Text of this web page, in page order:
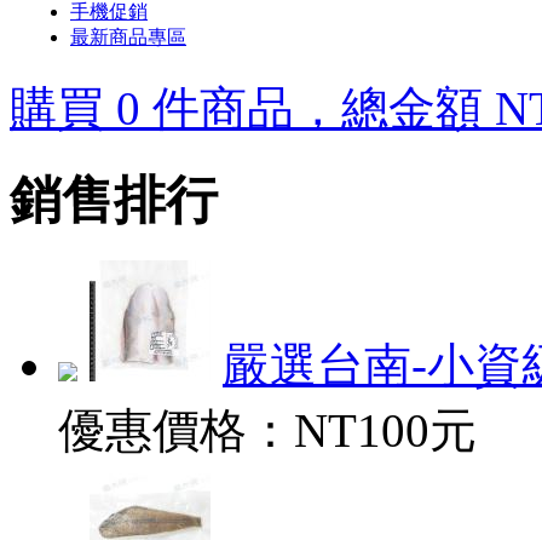
手機促銷
最新商品專區
購買 0 件商品，總金額
銷售排行
嚴選台南-小資
優惠價格： NT100元